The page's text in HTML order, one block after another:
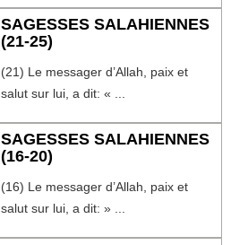
SAGESSES SALAHIENNES
(21-25)
(21) Le messager d’Allah, paix et
salut sur lui, a dit: « ...
SAGESSES SALAHIENNES
(16-20)
(16) Le messager d’Allah, paix et
salut sur lui, a dit: » ...